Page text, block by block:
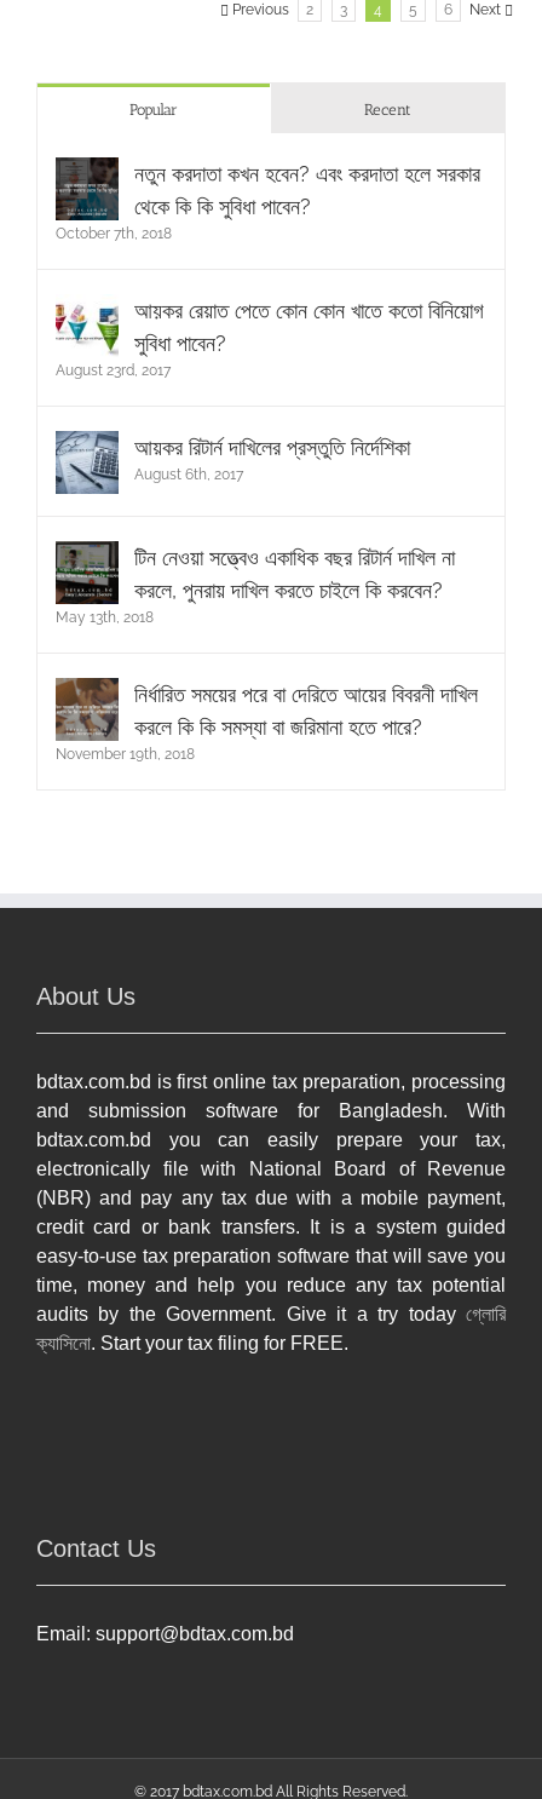
Previous 2 3 4 5 6 Next
Popular Recent
নতুন করদাতা কখন হবেন? এবং করদাতা হলে সরকার
থেকে কি কি সুবিধা পাবেন?
October 7th, 2018
আয়কর রেয়াত পেতে কোন কোন খাতে কতো বিনিয়োগ
সুবিধা পাবেন?
August 23rd, 2017
আয়কর রিটার্ন দাখিলের প্রস্তুতি নির্দেশিকা
August 6th, 2017
টিন নেওয়া সত্ত্বেও একাধিক বছর রিটার্ন দাখিল না
করলে, পুনরায় দাখিল করতে চাইলে কি করবেন?
May 13th, 2018
নির্ধারিত সময়ের পরে বা দেরিতে আয়ের বিবরনী দাখিল
করলে কি কি সমস্যা বা জরিমানা হতে পারে?
November 19th, 2018
About Us
bdtax.com.bd is first online tax preparation, processing
and submission software for Bangladesh. With
bdtax.com.bd you can easily prepare your tax,
electronically file with National Board of Revenue
(NBR) and pay any tax due with a mobile payment,
credit card or bank transfers. It is a system guided
easy-to-use tax preparation software that will save you
time, money and help you reduce any tax potential
audits by the Government. Give it a try today গ্লোরি
ক্যাসিনো. Start your tax filing for FREE.
Contact Us
Email: support@bdtax.com.bd
© 2017 bdtax.com.bd All Rights Reserved.